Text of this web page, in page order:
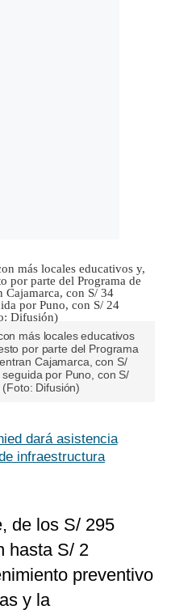
más locales educativos
por parte del Programa
Cajamarca, con S/
por Puno, con S/
Difusión)
dará asistencia
infraestructura
de los S/ 295
hasta S/ 2
preventivo
y la